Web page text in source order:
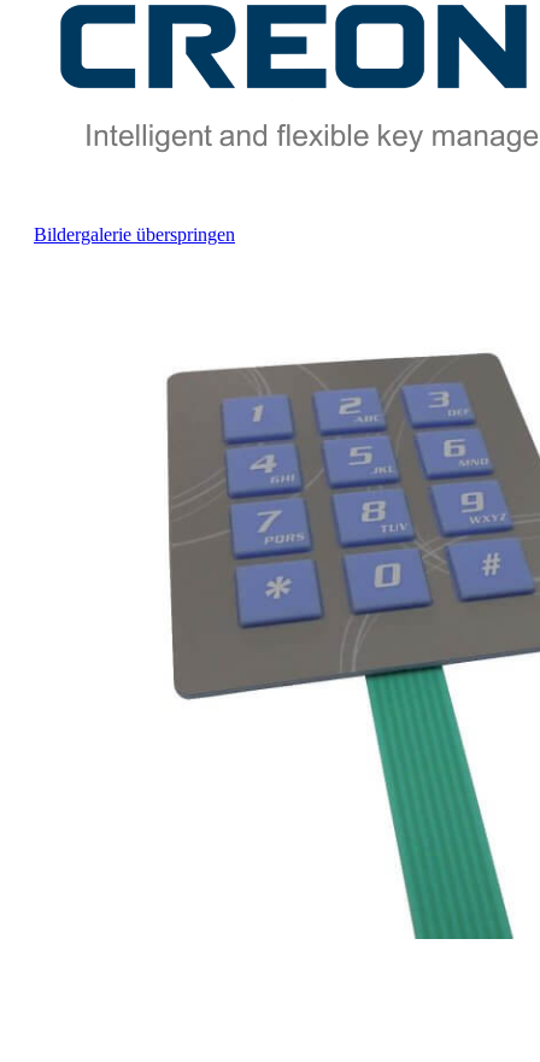
Bildergalerie überspringen